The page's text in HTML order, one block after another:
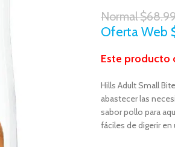
Normal$
Oferta Web
Este producto
Hills Adult Small
abastecer las
sabor pollo para
fáciles de digerir